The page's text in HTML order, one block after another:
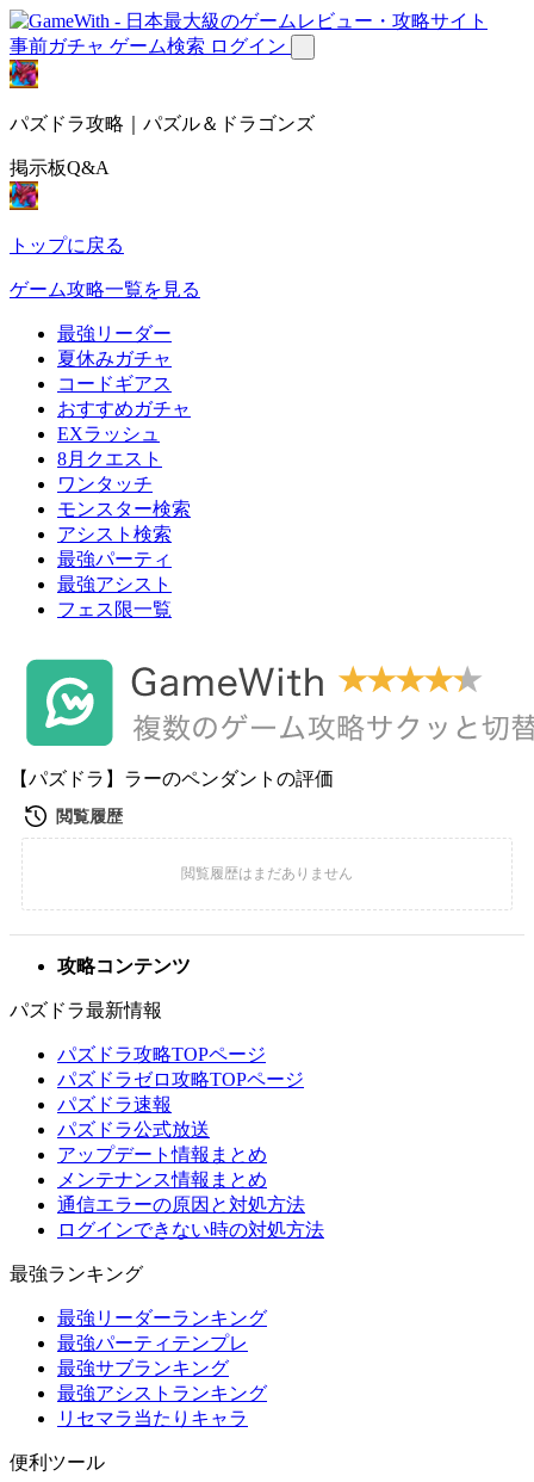
事前ガチャ ゲーム検索 ログイン
パズドラ攻略｜パズル＆ドラゴンズ
掲示板Q&A
トップに戻る
ゲーム攻略一覧を見る
最強リーダー
夏休みガチャ
コードギアス
おすすめガチャ
EXラッシュ
8月クエスト
ワンタッチ
モンスター検索
アシスト検索
最強パーティ
最強アシスト
フェス限一覧
【パズドラ】ラーのペンダントの評価
攻略コンテンツ
パズドラ最新情報
パズドラ攻略TOPページ
パズドラゼロ攻略TOPページ
パズドラ速報
パズドラ公式放送
アップデート情報まとめ
メンテナンス情報まとめ
通信エラーの原因と対処方法
ログインできない時の対処方法
最強ランキング
最強リーダーランキング
最強パーティテンプレ
最強サブランキング
最強アシストランキング
リセマラ当たりキャラ
便利ツール